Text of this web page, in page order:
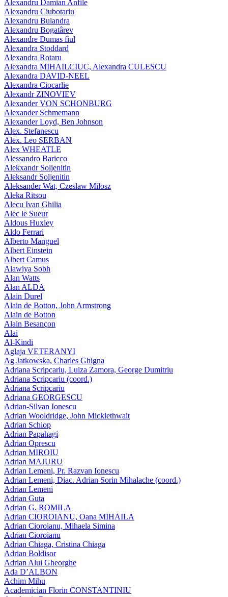
Alexandru Damian Anfile
Alexandru Ciubotariu
Alexandru Bulandra
Alexandru Bogatârev
Alexandre Dumas fiul
Alexandra Stoddard
Alexandra Rotaru
Alexandra MIHAILCIUC, Alexandra CULESCU
Alexandra DAVID-NEEL
Alexandra Ciocarlie
Alexandr ZINOVIEV
Alexander VON SCHONBURG
Alexander Schmemann
Alexander Loyd, Ben Johnson
Alex. Stefanescu
Alex. Leo SERBAN
Alex WHEATLE
Alessandro Baricco
Alekxandr Soljenitin
Aleksandr Soljenitin
Aleksander Wat, Czeslaw Milosz
Aleka Ritsou
Alecu Ivan Ghilia
Alec le Sueur
Aldous Huxley
Aldo Ferrari
Alberto Manguel
Albert Einstein
Albert Camus
Alawiya Sobh
Alan Watts
Alan ALDA
Alain Durel
Alain de Botton, John Armstrong
Alain de Botton
Alain Besançon
Alai
Al-Kindi
Aglaja VETERANYI
Ag Jatkowska, Charles Ghigna
Adriana Scripcariu, Luiza Zamora, George Dumitriu
Adriana Scripcariu (coord.)
Adriana Scripcariu
Adriana GEORGESCU
Adrian-Silvan Ionescu
Adrian Wooldridge, John Micklethwait
Adrian Schiop
Adrian Papahagi
Adrian Oprescu
Adrian MIROIU
Adrian MAJURU
Adrian Lemeni, Pr. Razvan Ionescu
Adrian Lemeni, Diac. Adrian Sorin Mihalache (coord.)
Adrian Lemeni
Adrian Guta
Adrian G. ROMILA
Adrian CIOROIANU, Oana MIHAILA
Adrian Cioroianu, Mihaela Simina
Adrian Cioroianu
Adrian Chiaga, Cristina Chiaga
Adrian Boldisor
Adrian Alui Gheorghe
Ada D’ALBON
Achim Mihu
Academician Florin CONSTANTINIU